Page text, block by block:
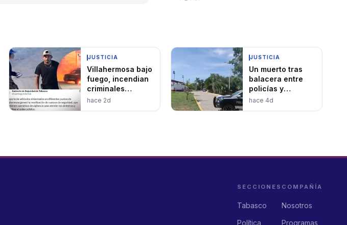
JUSTICIA
Villahermosa bajo
fuego, incendian
criminales
vehículos
hace 2d
JUSTICIA
Un muerto tras
balacera entre
policías y
presuntos
hace 4d
SECCIONES
Tabasco
Política
COMPAÑÍA
Nosotros
Programas